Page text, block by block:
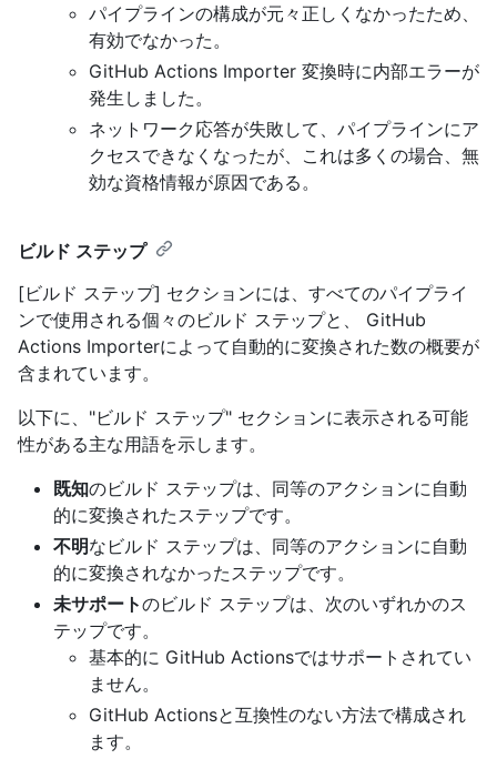
パイプラインの構成が元々正しくなかったため、
有効でなかった。
GitHub Actions Importer 変換時に内部エラーが
発生しました。
ネットワーク応答が失敗して、パイプラインにア
クセスできなくなったが、これは多くの場合、無
効な資格情報が原因である。
ビルド ステップ
[ビルド ステップ] セクションには、すべてのパイプライ
ンで使用される個々のビルド ステップと、 GitHub
Actions Importerによって自動的に変換された数の概要が
含まれています。
以下に、"ビルド ステップ" セクションに表示される可能
性がある主な用語を示します。
既知のビルド ステップは、同等のアクションに自動
的に変換されたステップです。
不明なビルド ステップは、同等のアクションに自動
的に変換されなかったステップです。
未サポートのビルド ステップは、次のいずれかのス
テップです。
基本的に GitHub Actionsではサポートされてい
ません。
GitHub Actionsと互換性のない方法で構成され
ます。